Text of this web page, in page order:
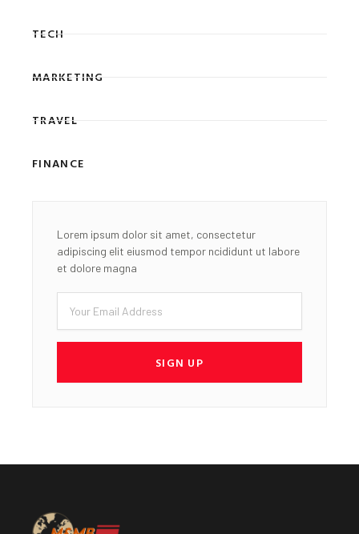
TECH
MARKETING
TRAVEL
FINANCE
Lorem ipsum dolor sit amet, consectetur
adipiscing elit eiusmod tempor ncididunt ut labore
et dolore magna
Email
SIGN UP